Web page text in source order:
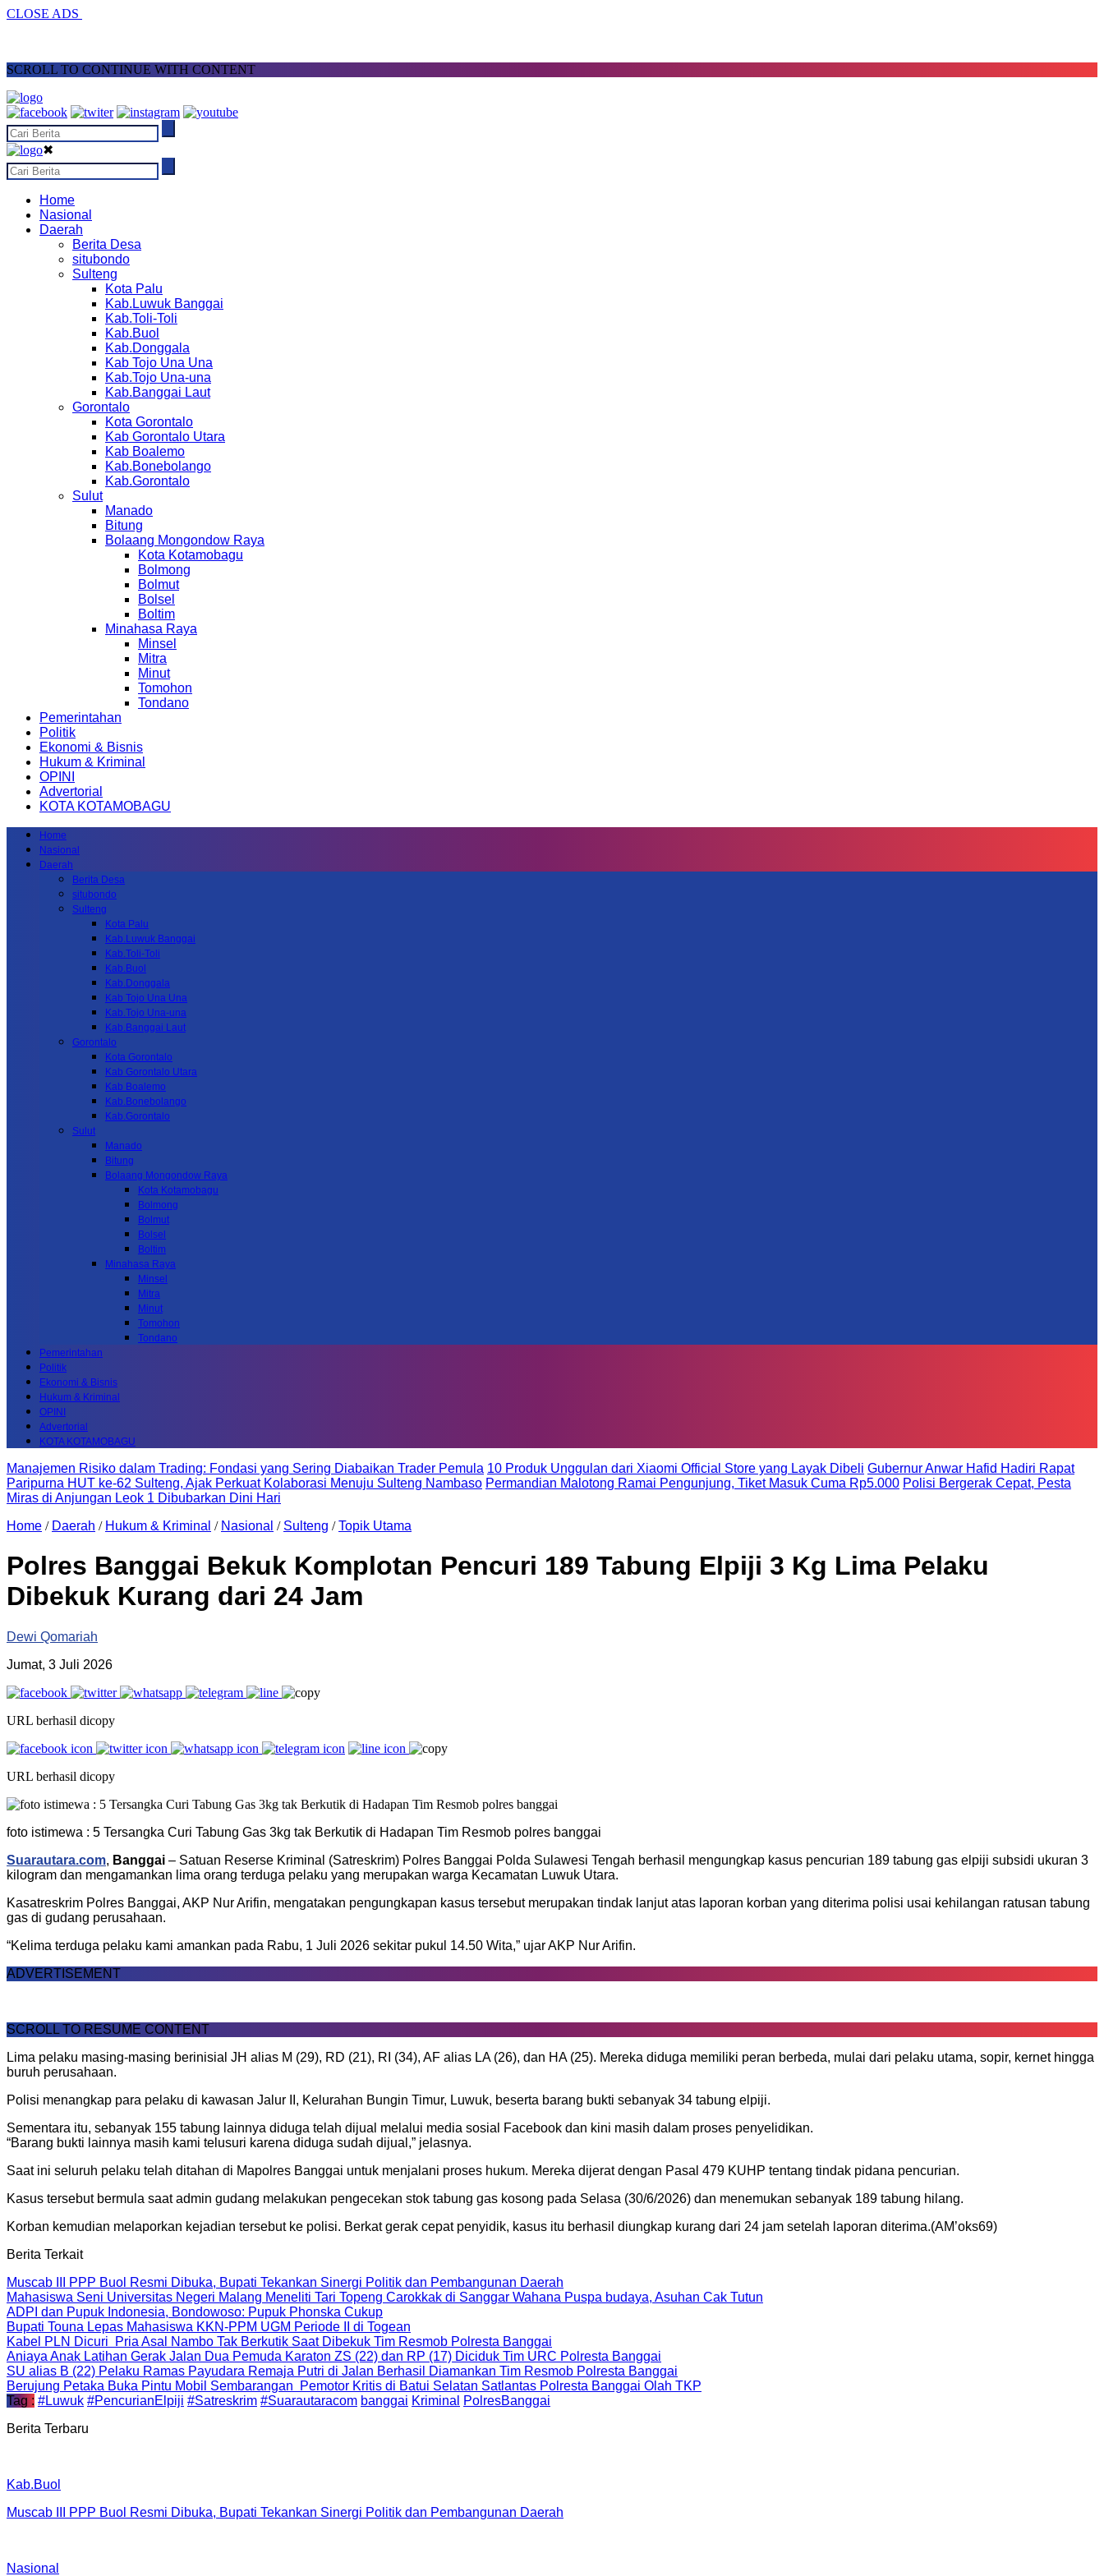
CLOSE ADS
SCROLL TO CONTINUE WITH CONTENT
✖
Home
Nasional
Daerah
Berita Desa
situbondo
Sulteng
Kota Palu
Kab.Luwuk Banggai
Kab.Toli-Toli
Kab.Buol
Kab.Donggala
Kab Tojo Una Una
Kab.Tojo Una-una
Kab.Banggai Laut
Gorontalo
Kota Gorontalo
Kab Gorontalo Utara
Kab Boalemo
Kab.Bonebolango
Kab.Gorontalo
Sulut
Manado
Bitung
Bolaang Mongondow Raya
Kota Kotamobagu
Bolmong
Bolmut
Bolsel
Boltim
Minahasa Raya
Minsel
Mitra
Minut
Tomohon
Tondano
Pemerintahan
Politik
Ekonomi & Bisnis
Hukum & Kriminal
OPINI
Advertorial
KOTA KOTAMOBAGU
Home
Nasional
Daerah
Berita Desa
situbondo
Sulteng
Kota Palu
Kab.Luwuk Banggai
Kab.Toli-Toli
Kab.Buol
Kab.Donggala
Kab Tojo Una Una
Kab.Tojo Una-una
Kab.Banggai Laut
Gorontalo
Kota Gorontalo
Kab Gorontalo Utara
Kab Boalemo
Kab.Bonebolango
Kab.Gorontalo
Sulut
Manado
Bitung
Bolaang Mongondow Raya
Kota Kotamobagu
Bolmong
Bolmut
Bolsel
Boltim
Minahasa Raya
Minsel
Mitra
Minut
Tomohon
Tondano
Pemerintahan
Politik
Ekonomi & Bisnis
Hukum & Kriminal
OPINI
Advertorial
KOTA KOTAMOBAGU
Manajemen Risiko dalam Trading: Fondasi yang Sering Diabaikan Trader Pemula 10 Produk Unggulan dari Xiaomi Official Store yang Layak Dibeli Gubernur Anwar Hafid Hadiri Rapat
Paripurna HUT ke-62 Sulteng, Ajak Perkuat Kolaborasi Menuju Sulteng Nambaso Permandian Malotong Ramai Pengunjung, Tiket Masuk Cuma Rp5.000 Polisi Bergerak Cepat, Pesta
Miras di Anjungan Leok 1 Dibubarkan Dini Hari
Home / Daerah / Hukum & Kriminal / Nasional / Sulteng /Topik Utama
Polres Banggai Bekuk Komplotan Pencuri 189 Tabung Elpiji 3 Kg Lima Pelaku
Dibekuk Kurang dari 24 Jam
Dewi Qomariah
Jumat, 3 Juli 2026
URL berhasil dicopy
URL berhasil dicopy
foto istimewa : 5 Tersangka Curi Tabung Gas 3kg tak Berkutik di Hadapan Tim Resmob polres banggai
Suarautara.com, Banggai – Satuan Reserse Kriminal (Satreskrim) Polres Banggai Polda Sulawesi Tengah berhasil mengungkap kasus pencurian 189 tabung gas elpiji subsidi ukuran 3
kilogram dan mengamankan lima orang terduga pelaku yang merupakan warga Kecamatan Luwuk Utara.
Kasatreskrim Polres Banggai, AKP Nur Arifin, mengatakan pengungkapan kasus tersebut merupakan tindak lanjut atas laporan korban yang diterima polisi usai kehilangan ratusan tabung
gas di gudang perusahaan.
“Kelima terduga pelaku kami amankan pada Rabu, 1 Juli 2026 sekitar pukul 14.50 Wita,” ujar AKP Nur Arifin.
ADVERTISEMENT
SCROLL TO RESUME CONTENT
Lima pelaku masing-masing berinisial JH alias M (29), RD (21), RI (34), AF alias LA (26), dan HA (25). Mereka diduga memiliki peran berbeda, mulai dari pelaku utama, sopir, kernet hingga
buruh perusahaan.
Polisi menangkap para pelaku di kawasan Jalur II, Kelurahan Bungin Timur, Luwuk, beserta barang bukti sebanyak 34 tabung elpiji.
Sementara itu, sebanyak 155 tabung lainnya diduga telah dijual melalui media sosial Facebook dan kini masih dalam proses penyelidikan.
“Barang bukti lainnya masih kami telusuri karena diduga sudah dijual,” jelasnya.
Saat ini seluruh pelaku telah ditahan di Mapolres Banggai untuk menjalani proses hukum. Mereka dijerat dengan Pasal 479 KUHP tentang tindak pidana pencurian.
Kasus tersebut bermula saat admin gudang melakukan pengecekan stok tabung gas kosong pada Selasa (30/6/2026) dan menemukan sebanyak 189 tabung hilang.
Korban kemudian melaporkan kejadian tersebut ke polisi. Berkat gerak cepat penyidik, kasus itu berhasil diungkap kurang dari 24 jam setelah laporan diterima.(AM’oks69)
Berita Terkait
Muscab III PPP Buol Resmi Dibuka, Bupati Tekankan Sinergi Politik dan Pembangunan Daerah
Mahasiswa Seni Universitas Negeri Malang Meneliti Tari Topeng Carokkak di Sanggar Wahana Puspa budaya, Asuhan Cak Tutun
ADPI dan Pupuk Indonesia, Bondowoso: Pupuk Phonska Cukup
Bupati Touna Lepas Mahasiswa KKN-PPM UGM Periode II di Togean
Kabel PLN Dicuri Pria Asal Nambo Tak Berkutik Saat Dibekuk Tim Resmob Polresta Banggai
Aniaya Anak Latihan Gerak Jalan Dua Pemuda Karaton ZS (22) dan RP (17) Diciduk Tim URC Polresta Banggai
SU alias B (22) Pelaku Ramas Payudara Remaja Putri di Jalan Berhasil Diamankan Tim Resmob Polresta Banggai
Berujung Petaka Buka Pintu Mobil Sembarangan Pemotor Kritis di Batui Selatan Satlantas Polresta Banggai Olah TKP
Tag : #Luwuk #PencurianElpiji #Satreskrim #Suarautaracom banggai Kriminal
PolresBanggai
Berita Terbaru
Kab.Buol
Muscab III PPP Buol Resmi Dibuka, Bupati Tekankan Sinergi Politik dan Pembangunan Daerah
Nasional